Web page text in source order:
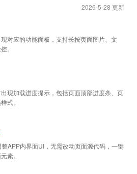
2026-5-28 更新
对应的功能面板，支持长按页面图片、文
。
现加载进度提示，包括页面顶部进度条、页
式。
APP内界面UI，无需改动页面源代码，一键
素。